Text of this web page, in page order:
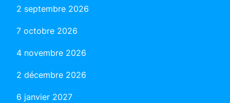
2 septembre 2026
7 octobre 2026
4 novembre 2026
2 décembre 2026
6 janvier 2027